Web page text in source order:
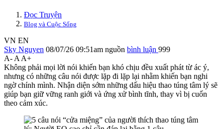
Đọc Truyện
Blog và Cuộc Sống
VN EN
Sky Nguyen 08/07/26 09:51am nguồn bình luận 999
A- A A+
Không phải mọi lời nói khiến bạn khó chịu đều xuất phát từ ác ý,
nhưng có những câu nói được lặp đi lặp lại nhằm khiến bạn nghi
ngờ chính mình. Nhận diện sớm những dấu hiệu thao túng tâm lý sẽ
giúp bạn giữ vững ranh giới và ứng xử bình tĩnh, thay vì bị cuốn
theo cảm xúc.